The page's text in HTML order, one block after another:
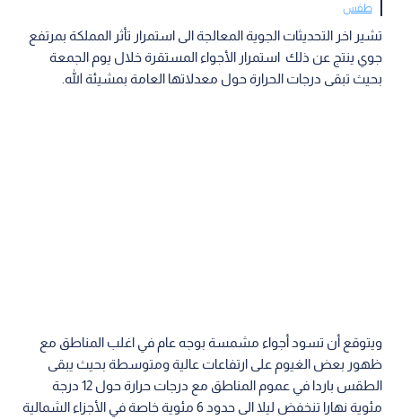
طقس
تشير اخر التحديثات الجوية المعالجة الى استمرار تأثر المملكة بمرتفع
جوي ينتج عن ذلك استمرار الأجواء المستقرة خلال يوم الجمعة
بحيث تبقى درجات الحرارة حول معدلاتها العامة بمشيئة الله.
ويتوقع أن تسود أجواء مشمسة بوجه عام في اغلب المناطق مع
ظهور بعض الغيوم على ارتفاعات عالية ومتوسطة بحيث يبقى
الطقس باردا في عموم المناطق مع درجات حرارة حول 12 درجة
مئوية نهارا تنخفض ليلا الى حدود 6 مئوية خاصة في الأجزاء الشمالية